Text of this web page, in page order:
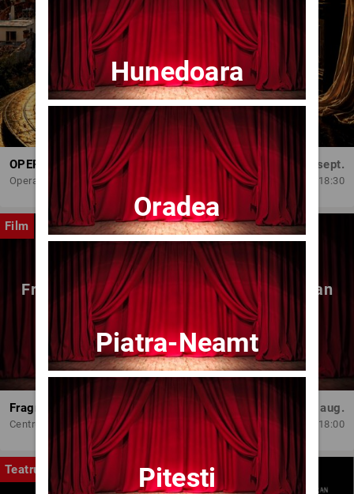
OPERA BRAȘOV ESTIVAL – DANCING SUMMER - SPECTACOL DE BALET
Opera Brasov
Dum, 6 sept.
18:30
Film
Fragmente dintr-un atelier – (regia Bogdan
Mureșanu) – AG
Fragmente dintr-un atelier – (regia Bogdan Mureșanu) – AG
Centrul Internațional de Artă Contemporană - Baia Turcească Iași
Dum, 30 aug.
18:00
Teatru
Hunedoara
Oradea
Piatra-Neamt
Pitesti